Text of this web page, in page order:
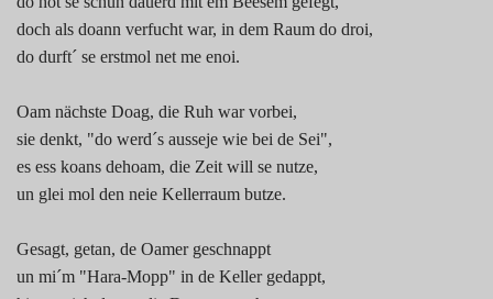
doch als doann verfucht war, in dem Raum do droi,
do durft´ se erstmol net me enoi.
Oam nächste Doag, die Ruh war vorbei,
sie denkt, "do werd´s ausseje wie bei de Sei",
es ess koans dehoam, die Zeit will se nutze,
un glei mol den neie Kellerraum butze.
Gesagt, getan, de Oamer geschnappt
un mi´m "Hara-Mopp" in de Keller gedappt,